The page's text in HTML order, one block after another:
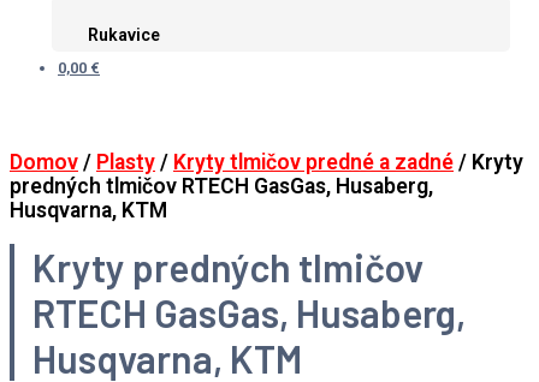
Rukavice
0,00 €
Domov / Plasty / Kryty tlmičov predné a zadné / Kryty
predných tlmičov RTECH GasGas, Husaberg,
Husqvarna, KTM
Kryty predných tlmičov
RTECH GasGas, Husaberg,
Husqvarna, KTM